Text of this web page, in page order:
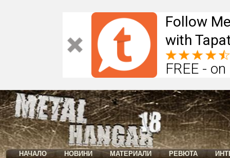
Follow
with
FREE -
НАЧАЛО НОВИНИ МАТЕРИАЛИ РЕВЮТА